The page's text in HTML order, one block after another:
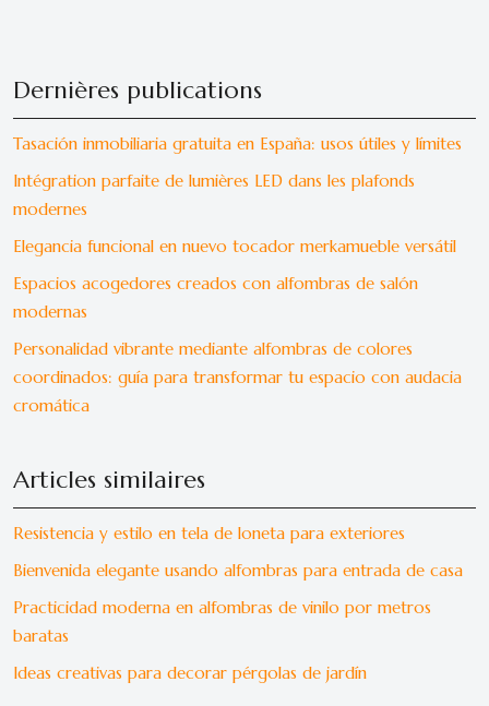
Dernières publications
Tasación inmobiliaria gratuita en España: usos útiles y límites
Intégration parfaite de lumières LED dans les plafonds
modernes
Elegancia funcional en nuevo tocador merkamueble versátil
Espacios acogedores creados con alfombras de salón
modernas
Personalidad vibrante mediante alfombras de colores
coordinados: guía para transformar tu espacio con audacia
cromática
Articles similaires
Resistencia y estilo en tela de loneta para exteriores
Bienvenida elegante usando alfombras para entrada de casa
Practicidad moderna en alfombras de vinilo por metros
baratas
Ideas creativas para decorar pérgolas de jardín